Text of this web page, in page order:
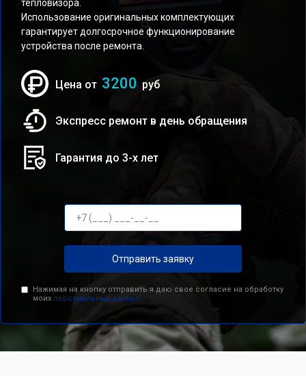
тепловизора.
Использование оригинальных комплектующих
гарантирует долгосрочное функционирование
устройства после ремонта.
Цена от 3200 руб
Экспресс ремонт в день обращения
Гарантия до 3-х лет
Отправить заявку
Нажимая на кнопку отправить я даю свое согласие на обработку
моих персональных данных.